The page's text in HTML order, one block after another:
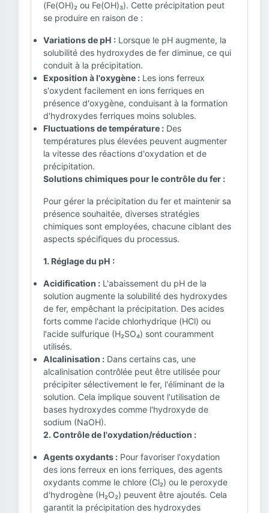
(Fe(OH)₂ ou Fe(OH)₃). Cette précipitation peut
se produire en raison de :
Variations de pH : Lorsque le pH augmente, la
solubilité des hydroxydes de fer diminue, ce qui
conduit à la précipitation.
Exposition à l'oxygène : Les ions ferreux
s'oxydent facilement en ions ferriques en
présence d'oxygène, conduisant à la formation
d'hydroxydes ferriques moins solubles.
Fluctuations de température : Des
températures plus élevées peuvent augmenter
la vitesse des réactions d'oxydation et de
précipitation.
Solutions chimiques pour le contrôle du fer :
Pour gérer la précipitation du fer et maintenir sa
présence souhaitée, diverses stratégies
chimiques sont employées, chacune ciblant des
aspects spécifiques du processus.
1. Réglage du pH :
Acidification : L'abaissement du pH de la
solution augmente la solubilité des hydroxydes
de fer, empêchant la précipitation. Des acides
forts comme l'acide chlorhydrique (HCl) ou
l'acide sulfurique (H₂SO₄) sont couramment
utilisés.
Alcalinisation : Dans certains cas, une
alcalinisation contrôlée peut être utilisée pour
précipiter sélectivement le fer, l'éliminant de la
solution. Cela implique souvent l'utilisation de
bases hydroxydes comme l'hydroxyde de
sodium (NaOH).
2. Contrôle de l'oxydation/réduction :
Agents oxydants : Pour favoriser l'oxydation
des ions ferreux en ions ferriques, des agents
oxydants comme le chlore (Cl₂) ou le peroxyde
d'hydrogène (H₂O₂) peuvent être ajoutés. Cela
garantit la précipitation des hydroxydes